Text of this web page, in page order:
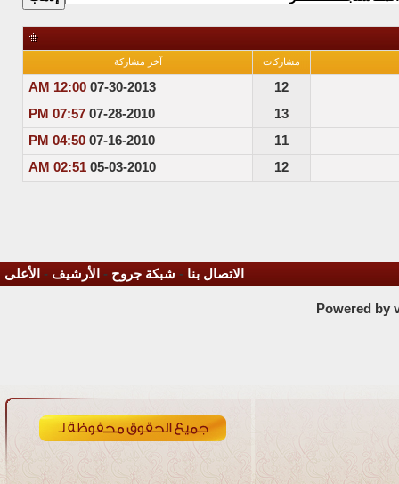
مشاركات آخر مشاركة
12
07-30-2013
12:00 AM
13
07-28-2010
07:57 PM
11
07-16-2010
04:50 PM
12
05-03-2010
02:51 AM
الاتصال بنا - شبكة جروح - الأرشيف - الأعلى
Powered by